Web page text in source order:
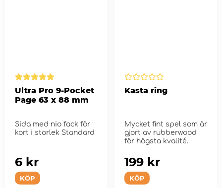
Ultra Pro 9-Pocket
Page 63 x 88 mm
Sida med nio fack för
kort i storlek Standard
KÖP
6 kr
Kasta ring
Mycket fint spel som är
gjort av rubberwood
för högsta kvalité.
KÖP
199 kr